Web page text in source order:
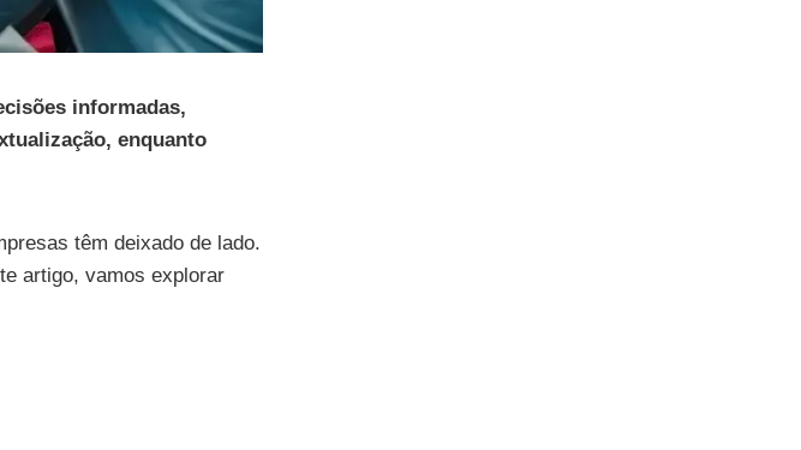
informadas,
enquanto
têm deixado de lado.
artigo, vamos explorar